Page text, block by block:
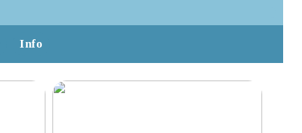
Info